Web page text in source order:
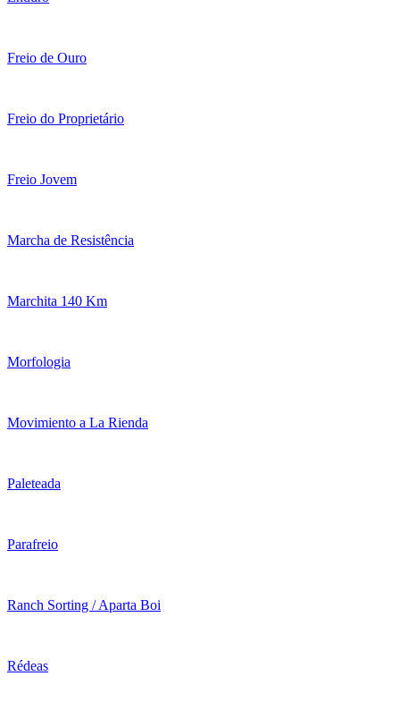
Freio de Ouro
Freio do Proprietário
Freio Jovem
Marcha de Resistência
Marchita 140 Km
Morfologia
Movimiento a La Rienda
Paleteada
Parafreio
Ranch Sorting / Aparta Boi
Rédeas